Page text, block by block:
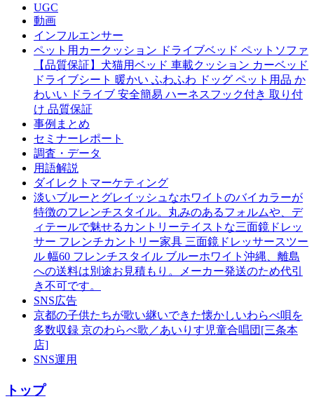
UGC
動画
インフルエンサー
ペット用カークッション ドライブベッド ペットソファ
【品質保証】犬猫用ベッド 車載クッション カーベッド
ドライブシート 暖かい ふわふわ ドッグ ペット用品 か
わいい ドライブ 安全簡易 ハーネスフック付き 取り付
け 品質保証
事例まとめ
セミナーレポート
調査・データ
用語解説
ダイレクトマーケティング
淡いブルーとグレイッシュなホワイトのバイカラーが
特徴のフレンチスタイル。丸みのあるフォルムや、デ
ィテールで魅せるカントリーテイストな三面鏡ドレッ
サー フレンチカントリー家具 三面鏡ドレッサースツー
ル 幅60 フレンチスタイル ブルーホワイト沖縄、離島
への送料は別途お見積もり。メーカー発送のため代引
き不可です。
SNS広告
京都の子供たちが歌い継いできた懐かしいわらべ唄を
多数収録 京のわらべ歌／あいりす児童合唱団[三条本
店]
SNS運用
トップ